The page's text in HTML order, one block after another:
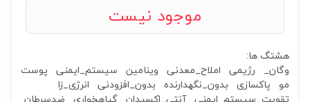
موجود نیست
هشتگ ها:
وگان_ رژیمی املاح_معدنی وینامین سیستم_ایمنی پوست
مو پاکسازی بدون_نگهدارنده بدون_افزودنی انرژی_زا